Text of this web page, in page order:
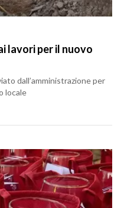
lavori per il nuovo
dall’amministrazione per
locale